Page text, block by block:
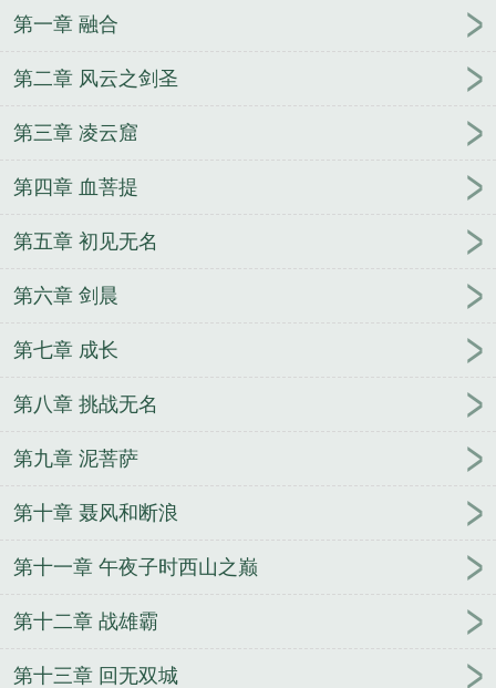
主，老婆香甜温软
江知微萧
悠然应炽笔趣阁 方哲白洁权色无双笔趣阁
禁止离
横滨市长 千娇百宠
(番外)+(全文)夏悠然应炽闺蜜弟
洁笔趣阁 陈阳林静怡花都风流少年郎
第一章 融合
第二章 风云之剑圣
第三章 凌云窟
第四章 血菩提
第五章 初见无名
第六章 剑晨
第七章 成长
第八章 挑战无名
第九章 泥菩萨
第十章 聂风和断浪
第十一章 午夜子时西山之巅
第十二章 战雄霸
第十三章 回无双城